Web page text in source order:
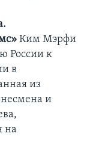
Ким Мэрфи
России к
в
из
и
на